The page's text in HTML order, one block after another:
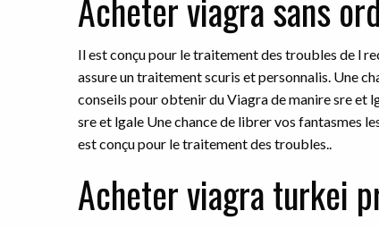
Acheter viagra sans
Il est conçu pour le traitement des troubles de l
assure un traitement scuris et personnalis. Une
conseils pour obtenir du Viagra de manire sre et
sre et lgale Une chance de librer vos fantasmes
est conçu pour le traitement des troubles..
Acheter viagra turkei